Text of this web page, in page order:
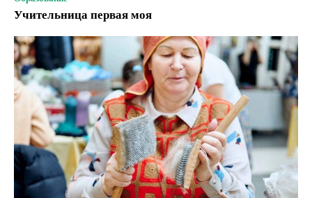
Учительница первая моя